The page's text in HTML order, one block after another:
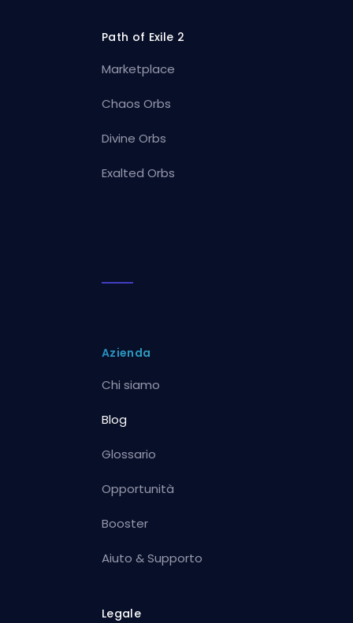
Path of Exile 2
Marketplace
Chaos Orbs
Divine Orbs
Exalted Orbs
Azienda
Chi siamo
Blog
Glossario
Opportunità
Booster
Aiuto & Supporto
Legale